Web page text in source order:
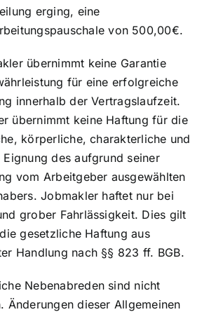
erging, eine
von 500,00€.
übernimmt keine Garantie
für eine erfolgreiche
innerhalb der Vertragslaufzeit.
übernimmt keine Haftung für die
körperliche, charakterliche und
des aufgrund seiner
vom Arbeitgeber ausgewählten
Jobmakler haftet nur bei
grober Fahrlässigkeit. Dies gilt
gesetzliche Haftung aus
Handlung nach §§ 823 ff. BGB.
Nebenabreden sind nicht
Änderungen dieser Allgemeinen